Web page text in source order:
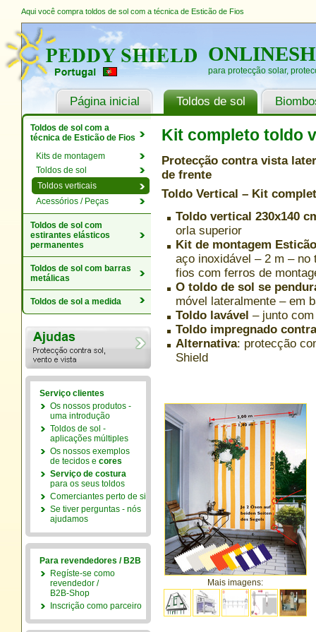
Aqui você compra toldos de sol com a técnica de Esticão de Fios
para protecção solar,
Página inicial Toldos de sol
Kit completo toldo
Protecção contra vista
de frente
Toldo Vertical – Kit
Toldo vertical 230x140
orla superior
Kit de montagem
aço inoxidável – 2 m – no
fios com ferros de
O toldo de sol se
móvel lateralmente – em
Toldo lavável – junto
Toldo impregnado
Alternativa: protecção
Shield
Mais imagens:
Toldos de sol com a
técnica de Esticão de Fios
Kits de montagem
Toldos de sol
Toldos verticais
Acessórios / Peças
Toldos de sol com
estirantes elásticos
permanentes
Toldos de sol com barras
metálicas
Toldos de sol a medida
Serviço clientes
Os nossos produtos -
uma introdução
Toldos de sol -
aplicações múltiples
Os nossos exemplos
de tecidos e cores
Serviço de costura
para os seus toldos
Comerciantes perto de si
Se tiver perguntas - nós
ajudamos
Para revendedores / B2B
Regíste-se como
revendedor /
B2B-Shop
Inscrição como parceiro